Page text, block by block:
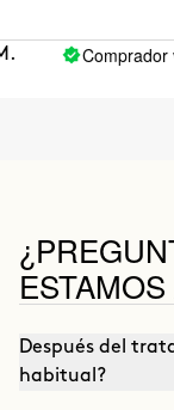
Comprador
Después del
habitual?